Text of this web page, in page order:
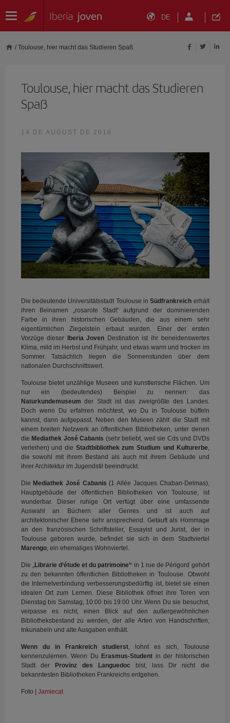
DE
/ Toulouse, hier macht das Studieren Spaß
Toulouse, hier macht das Studieren
Spaß
14 DE AUGUST DE 2018
Die bedeutende Universitätsstadt Toulouse in Südfrankreich erhält
ihren Beinamen „rosarote Stadt“ aufgrund der dominierenden
Farbe in ihren historischen Gebäuden, die aus einem sehr
eigentümlichen Ziegelstein erbaut wurden. Einer der ersten
Vorzüge dieser Iberia Joven Destination ist ihr beneidenswertes
Klima, mild im Herbst und Frühjahr, und etwas warm und trocken im
Sommer. Tatsächlich liegen die Sonnenstunden über dem
nationalen Durchschnittswert.
Toulouse bietet unzählige Museen und kunstlerische Flächen. Um
nur ein (bedeutendes) Beispiel zu nennen: das
Naturkundemuseum der Stadt ist das zweigrößte des Landes.
Doch wenn Du erfahren möchtest, wo Du in Toulouse büffeln
kannst, dann aufgepasst. Neben den Museen zählt die Stadt mit
einem breiten Netzwerk an öffentlichen Bibliotheken, unter denen
die Mediathek José Cabanis (sehr beliebt, weil sie Cds und DVDs
verleihen) und die Stadtbibliothek zum Studium und Kulturerbe
die sowohl mit ihrem Bestand als auch mit ihrem Gebäude und
ihrer Architektur im Jugendstil beeindruckt.
Die Mediathek José Cabanis (1 Allée Jacques Chaban-Delmas),
Hauptgebäude der öffentlichen Bibliotheken von Toulouse, ist
wunderbar. Dieser ruhige Ort verfügt über eine umfassende
Auswahl an Büchern aller Genres und ist auch auf
architektonischer Ebene sehr ansprechend. Getauft als Hommage
an den französischen Schriftsteller, Essayist und Jurist, der in
Toulouse geboren wurde, befindet sie sich in dem Stadtviertel
Marengo, ein ehemaliges Wohnviertel.
Die „ Librarie d‘étude et du patrimoine“ in 1 rue de Périgord gehört
zu den bekannten öffentlichen Bibliotheken in Toulouse. Obwohl
die Internetverbindung verbesserungsbedürftig ist, bietet sie einen
idealen Ort zum Lernen. Diese Bibliothek öffnet ihre Toren von
Dienstag bis Samstag, 10:00 bis 19:00 Uhr. Wenn Du sie besuchst,
verpasse es nicht, einen Blick auf den außergewöhnlichen
Bibliotheksbestand zu werden, der alle Arten von Handschriften,
Inkunabeln und alte Ausgaben enthält.
Wenn du in Frankreich studierst, lohnt es sich, Toulouse
kennenzulernen. Wenn Du Erasmus-Student in der historischen
Stadt der Provinz des Languedoc bist, lass Dir nicht die
bekanntesten Bibliotheken Frankreichs entgehen.
Foto | Jamiecat